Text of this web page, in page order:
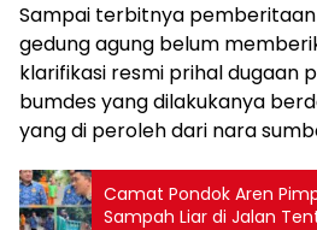
Sampai terbitnya
gedung agung belum
klarifikasi resmi prihal dugaan
bumdes yang dilakukanya
yang di peroleh dari nara
Camat Pondok Aren
Sampah Liar di Jalan